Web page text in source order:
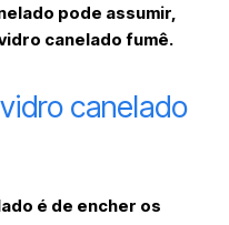
pode assumir,
canelado fumê.
canelado
é de encher os